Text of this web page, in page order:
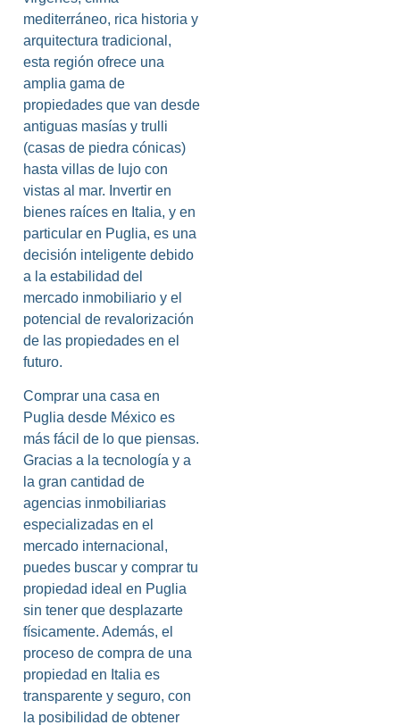
mediterráneo, rica historia y
arquitectura tradicional,
esta región ofrece una
amplia gama de
propiedades que van desde
antiguas masías y trulli
(casas de piedra cónicas)
hasta villas de lujo con
vistas al mar. Invertir en
bienes raíces en Italia, y en
particular en Puglia, es una
decisión inteligente debido
a la estabilidad del
mercado inmobiliario y el
potencial de revalorización
de las propiedades en el
futuro.
Comprar una casa en
Puglia desde México es
más fácil de lo que piensas.
Gracias a la tecnología y a
la gran cantidad de
agencias inmobiliarias
especializadas en el
mercado internacional,
puedes buscar y comprar tu
propiedad ideal en Puglia
sin tener que desplazarte
físicamente. Además, el
proceso de compra de una
propiedad en Italia es
transparente y seguro, con
la posibilidad de obtener